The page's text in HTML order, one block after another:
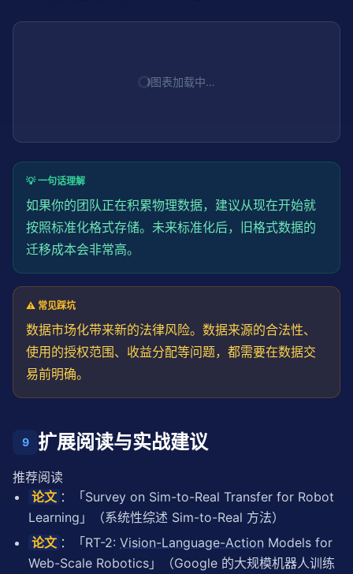
图表加载中…
💡 一句话理解
如果你的团队正在积累物理数据，建议从现在开始就
按照标准化格式存储。未来标准化后，旧格式数据的
迁移成本会非常高。
⚠️ 常见踩坑
数据市场化带来新的法律风险。数据来源的合法性、
使用的授权范围、收益分配等问题，都需要在数据交
易前明确。
9 扩展阅读与实战建议
推荐阅读
论文 ：「Survey on Sim-to-Real Transfer for Robot
Learning」（系统性综述 Sim-to-Real 方法）
论文 ：「RT-2: Vision-Language-Action Models for
Web-Scale Robotics」（Google 的大规模机器人训练